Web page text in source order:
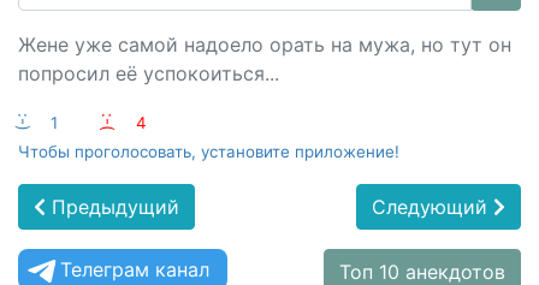
Жене уже самой надоело орать на мужа, но тут он
попросил её успокоиться...
:-) 1 :-(
4
Чтобы проголосовать, установите приложение!
Предыдущий Следующий
Телеграм канал Топ 10 анекдотов